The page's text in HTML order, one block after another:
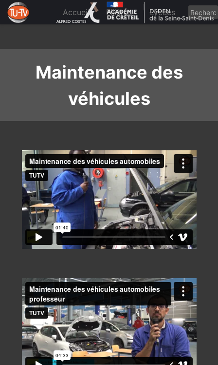
content
Accueil Filières Lycées
Maintenance des
véhicules